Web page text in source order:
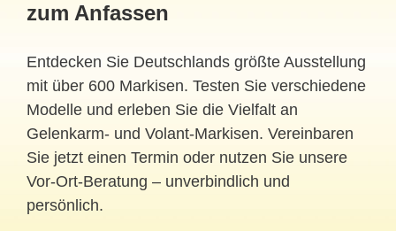
zum Anfassen
Entdecken Sie Deutschlands größte Ausstellung
mit über 600 Markisen. Testen Sie verschiedene
Modelle und erleben Sie die Vielfalt an
Gelenkarm- und Volant-Markisen. Vereinbaren
Sie jetzt einen Termin oder nutzen Sie unsere
Vor-Ort-Beratung – unverbindlich und
persönlich.